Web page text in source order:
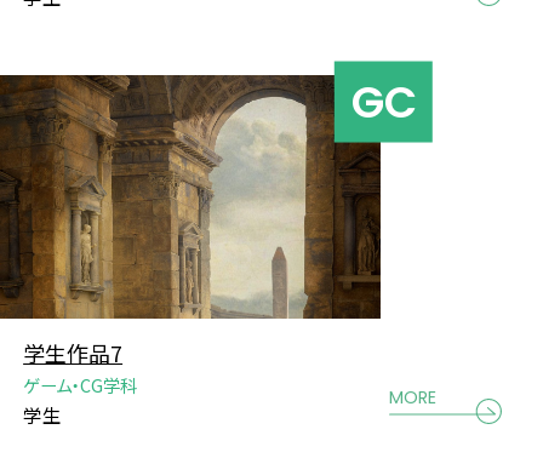
学生作品7
ゲーム・CG学科
学生
MORE